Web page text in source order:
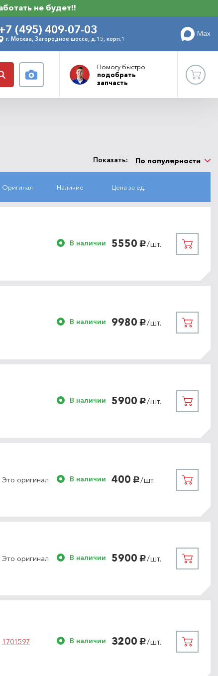
не будет!!
(495) 409-07-03
г. Москва, Загородное шоссе, д.15, корп.1
Max
Помогу быстро
подобрать
запчасть
Показать: По популярности
Оригинал Наличие Цена за ед.
В наличии 5550 руб./шт.
В наличии 9980 руб./шт.
В наличии 5900 руб./шт.
Это оригинал В наличии 400 руб./шт.
Это оригинал В наличии 5900 руб./шт.
1701597 В наличии 3200 руб./шт.